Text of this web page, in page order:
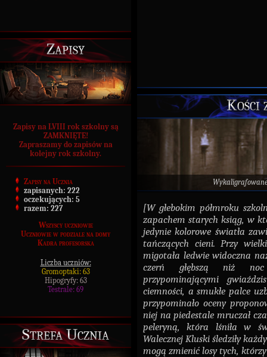
Zapisy
Zapisy na LVIII rok szkolny są
ZAMKNIĘTE!
Zapraszamy do zapisów na
kolejny rok szkolny.
Zapisy na Ucznia
zapisanych: 222
oczekujących: 5
razem: 227
Wszyscy uczniowie
Uczniowie w podziale na domy
Kadra profesorska
Liczba uczniów:
Gromoptaki: 63
Hipogryfy: 63
Testrale: 69
Strefa Ucznia
Kości
[W głebokim półmroku
zapachem starych ksiąg, w
jedynie kolorowe światła
tańczących cieni. Przy
migotała ledwie widoczna
czerń głębszą niż noc
przypominającymi
ciemności, a smukłe palce
przypominało oceny
niej na piedestale mruczał
peleryną, która lśniła w
Walecznej Kluski śledziły
mogą zmienić losy tych,